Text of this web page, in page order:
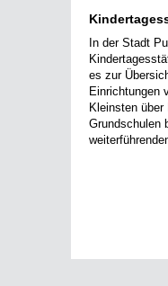
In der Stadt
es zur
Einrichtungen
Kleinsten über
Grundschulen